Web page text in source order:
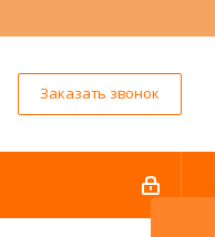
Заказать звонок